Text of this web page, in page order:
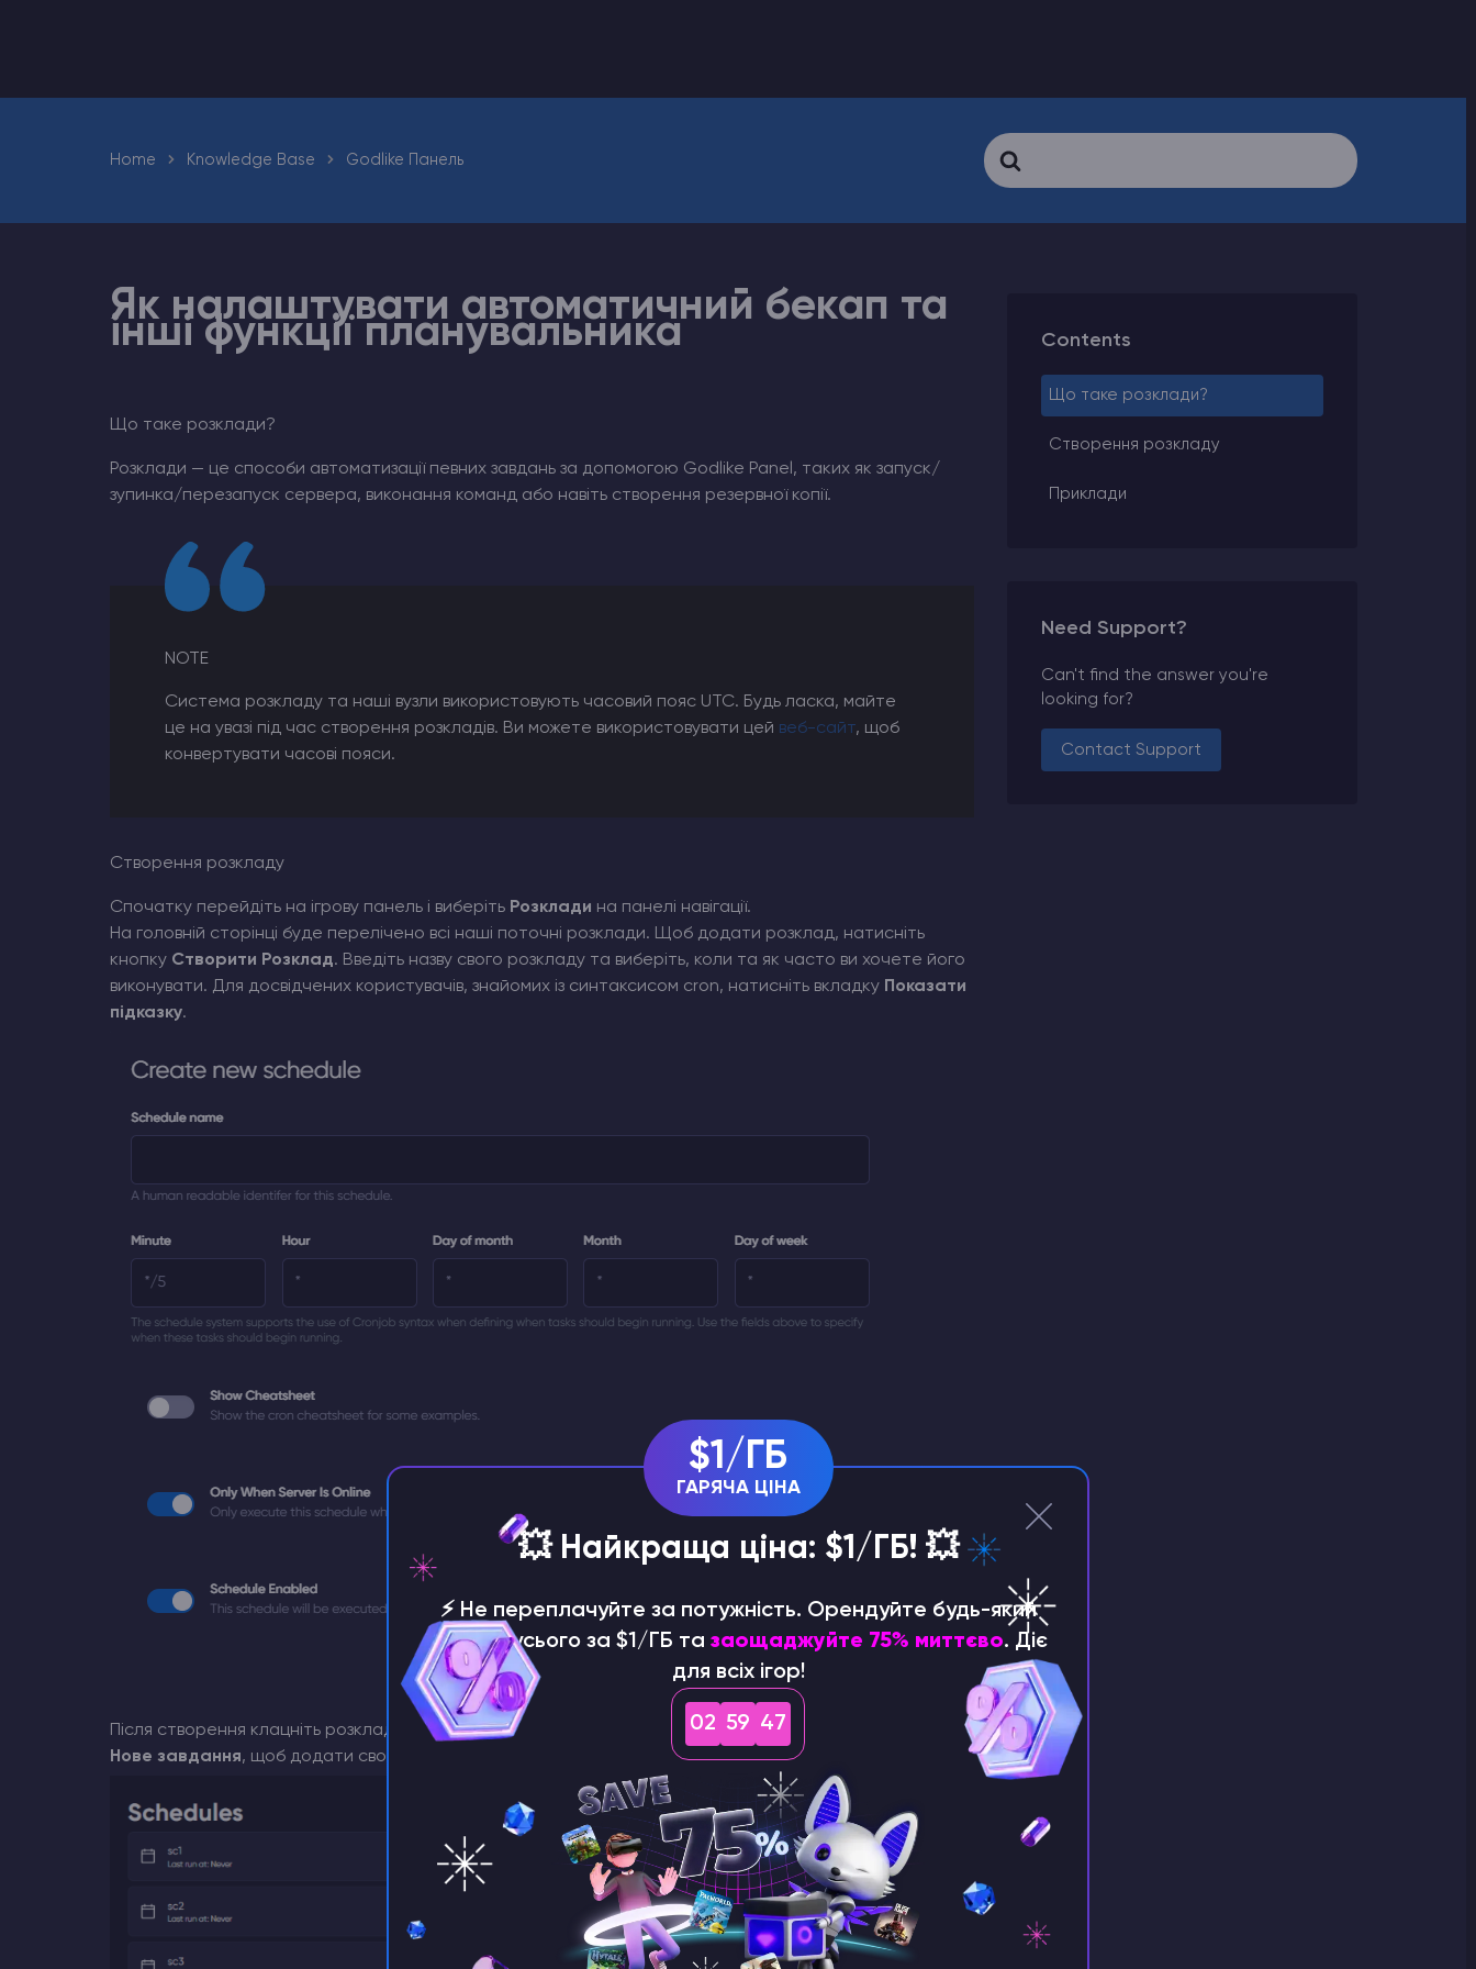
Counter-Strike 2
Search
For
Home Knowledge Base Godlike Панель
Як налаштувати автоматичний бекап та
інші функції планувальника
Що таке розклади?
Розклади — це способи автоматизації певних завдань за допомогою Godlike Panel, таких як запуск/
зупинка/перезапуск сервера, виконання команд або навіть створення резервної копії.
NOTE
Система розкладу та наші вузли використовують часовий пояс UTC. Будь ласка, майте
це на увазі під час створення розкладів. Ви можете використовувати цей веб-сайт, щоб
конвертувати часові пояси.
Створення розкладу
Спочатку перейдіть на ігрову панель і виберіть Розклади на панелі навігації.
На головній сторінці буде перелічено всі наші поточні розклади. Щоб додати розклад, натисніть
кнопку Створити Розклад. Введіть назву свого розкладу та виберіть, коли та як часто ви хочете його
виконувати. Для досвідчених користувачів, знайомих із синтаксисом cron, натисніть вкладку Показати
підказку.
Після створення клацніть розклад у головному списку, щоб переглянути завдання. Потім натисніть
Нове завдання, щоб додати свою першу дію за розкладом.
Contents
Що таке розклади?
Створення розкладу
Приклади
Need Support?
Can't find the answer you're
looking for?
Contact Support
$1/ГБ
ГАРЯЧА ЦІНА
💥 Найкраща ціна: $1/ГБ! 💥
⚡️ Не переплачуйте за потужність. Орендуйте будь-який
сервер усього за $1/ГБ та заощаджуйте 75% миттєво. Діє
для всіх ігор!
02 59 46